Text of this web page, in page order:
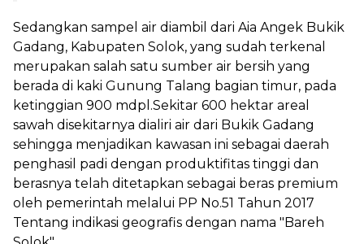
Sedangkan sampel air diambil dari Aia Angek Bukik
Gadang, Kabupaten Solok, yang sudah terkenal
merupakan salah satu sumber air bersih yang
berada di kaki Gunung Talang bagian timur, pada
ketinggian 900 mdpl.Sekitar 600 hektar areal
sawah disekitarnya dialiri air dari Bukik Gadang
sehingga menjadikan kawasan ini sebagai daerah
penghasil padi dengan produktifitas tinggi dan
berasnya telah ditetapkan sebagai beras premium
oleh pemerintah melalui PP No.51 Tahun 2017
Tentang indikasi geografis dengan nama "Bareh